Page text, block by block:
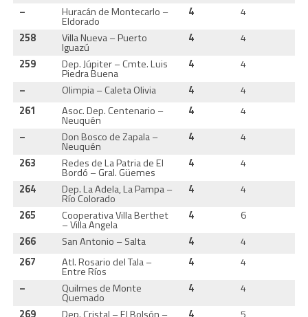
–
Huracán de Montecarlo –
Eldorado
4 4
258
Villa Nueva – Puerto
Iguazú
4 4
259
Dep. Júpiter – Cmte. Luis
Piedra Buena
4 4
–
Olimpia – Caleta Olivia 4 4
261
Asoc. Dep. Centenario –
Neuquén
4 4
–
Don Bosco de Zapala –
Neuquén
4 4
263
Redes de La Patria de El
Bordó – Gral. Güemes
4 4
264
Dep. La Adela, La Pampa –
Río Colorado
4 4
265
Cooperativa Villa Berthet
– Villa Angela
4 6
266
San Antonio – Salta 4 4
267
Atl. Rosario del Tala –
Entre Ríos
4 4
–
Quilmes de Monte
Quemado
4 4